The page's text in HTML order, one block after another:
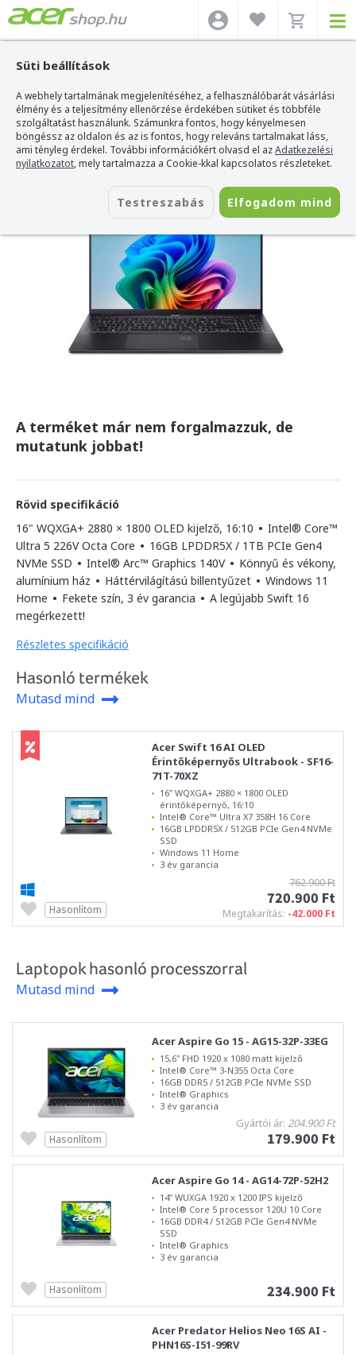
Süti beállítások
A webhely tartalmának megjelenítéséhez, a felhasználóbarát vásárlási
élmény és a teljesítmény ellenőrzése érdekében sütiket és többféle
szolgáltatást használunk. Számunkra fontos, hogy kényelmesen
böngéssz az oldalon és az is fontos, hogy releváns tartalmakat láss,
ami tényleg érdekel. További információkért olvasd el azAdatkezelési
nyilatkozatot, mely tartalmazza a Cookie-kkal kapcsolatos részleteket.
Testreszabás Elfogadom mind
Acer webshop>Acer laptop>Swift Ultrabook >Acer Swift 16 AI OLED
Ultrabook - SF16-51-55G0
Acer Swift 16 AI OLED Ultrabook -
SF16-51-55G0
Azonosító: NX.J3ZEU.007
A terméket már nem forgalmazzuk, de
mutatunk jobbat!
Rövid specifikáció
16" WQXGA+ 2880 × 1800 OLED kijelző, 16:10 • Intel® Core™
Ultra 5 226V Octa Core • 16GB LPDDR5X / 1TB PCIe Gen4
NVMe SSD • Intel® Arc™ Graphics 140V • Könnyű és vékony,
alumínium ház • Háttérvilágítású billentyűzet • Windows 11
Home • Fekete szín, 3 év garancia • A legújabb Swift 16
megérkezett!
Részletes specifikáció
Hasonló termékek
Mutasd mind
Acer Swift 16 AI OLED
Érintőképernyős Ultrabook - SF16-
71T-70XZ
16" WQXGA+ 2880 × 1800 OLED
érintőképernyő, 16:10
Intel® Core™ Ultra X7 358H 16 Core
16GB LPDDR5X / 512GB PCIe Gen4 NVMe
SSD
Windows 11 Home
3 év garancia
762.900 Ft
720.900 Ft
Megtakarítás: -42.000 Ft
Hasonlítom
Laptopok hasonló processzorral
Mutasd mind
Acer Aspire Go 15 - AG15-32P-33EG
15,6" FHD 1920 x 1080 matt kijelző
Intel® Core™ 3-N355 Octa Core
16GB DDR5 / 512GB PCIe NVMe SSD
Intel® Graphics
3 év garancia
Gyártói ár: 204.900 Ft
179.900 Ft
Hasonlítom
Acer Aspire Go 14 - AG14-72P-52H2
14" WUXGA 1920 x 1200 IPS kijelző
Intel® Core 5 processor 120U 10 Core
16GB DDR4 / 512GB PCIe Gen4 NVMe
SSD
Intel® Graphics
3 év garancia
234.900 Ft
Hasonlítom
Acer Predator Helios Neo 16S AI -
PHN16S-I51-99RV